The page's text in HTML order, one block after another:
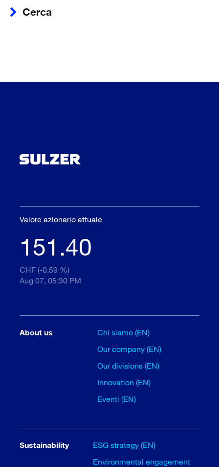
Cerca
Valore azionario attuale
151.40
CHF (-0.59 %)
Aug 07, 05:30 PM
About us
Chi siamo (EN)
Our company (EN)
Our divisions (EN)
Innovation (EN)
Eventi (EN)
Sustainability
ESG strategy (EN)
Environmental engagement